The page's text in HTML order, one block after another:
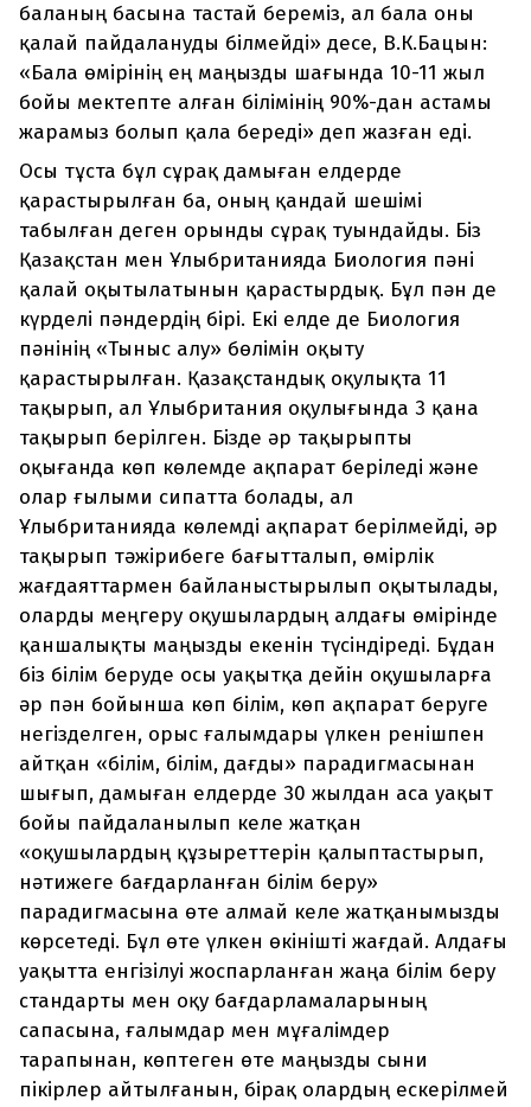
баланың басына тастай береміз, ал бала оны
қалай пайдалануды білмейді» десе, В.К.Бацын:
«Бала өмірінің ең маңызды шағында 10-11 жыл
бойы мектепте алған білімінің 90%-дан астамы
жарамыз болып қала береді» деп жазған еді.
Осы тұста бұл сұрақ дамыған елдерде
қарастырылған ба, оның қандай шешімі
табылған деген орынды сұрақ туындайды. Біз
Қазақстан мен Ұлыбританияда Биология пәні
қалай оқытылатынын қарастырдық. Бұл пән де
күрделі пәндердің бірі. Екі елде де Биология
пәнінің «Тыныс алу» бөлімін оқыту
қарастырылған. Қазақстандық оқулықта 11
тақырып, ал Ұлыбритания оқулығында 3 қана
тақырып берілген. Бізде әр тақырыпты
оқығанда көп көлемде ақпарат беріледі және
олар ғылыми сипатта болады, ал
Ұлыбританияда көлемді ақпарат берілмейді, әр
тақырып тәжірибеге бағытталып, өмірлік
жағдаяттармен байланыстырылып оқытылады,
оларды меңгеру оқушылардың алдағы өмірінде
қаншалықты маңызды екенін түсіндіреді. Бұдан
біз білім беруде осы уақытқа дейін оқушыларға
әр пән бойынша көп білім, көп ақпарат беруге
негізделген, орыс ғалымдары үлкен ренішпен
айтқан «білім, білім, дағды» парадигмасынан
шығып, дамыған елдерде 30 жылдан аса уақыт
бойы пайдаланылып келе жатқан
«оқушылардың құзыреттерін қалыптастырып,
нәтижеге бағдарланған білім беру»
парадигмасына өте алмай келе жатқанымызды
көрсетеді. Бұл өте үлкен өкінішті жағдай. Алдағы
уақытта енгізілуі жоспарланған жаңа білім беру
стандарты мен оқу бағдарламаларының
сапасына, ғалымдар мен мұғалімдер
тарапынан, көптеген өте маңызды сыни
пікірлер айтылғанын, бірақ олардың ескерілмей